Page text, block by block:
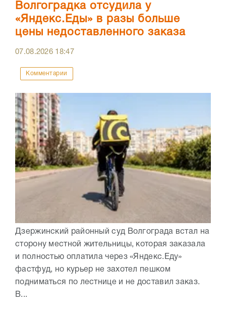
Волгоградка отсудила у
«Яндекс.Еды» в разы больше
цены недоставленного заказа
07.08.2026 18:47
Комментарии
Дзержинский районный суд Волгограда встал на
сторону местной жительницы, которая заказала
и полностью оплатила через «Яндекс.Еду»
фастфуд, но курьер не захотел пешком
подниматься по лестнице и не доставил заказ.
В...